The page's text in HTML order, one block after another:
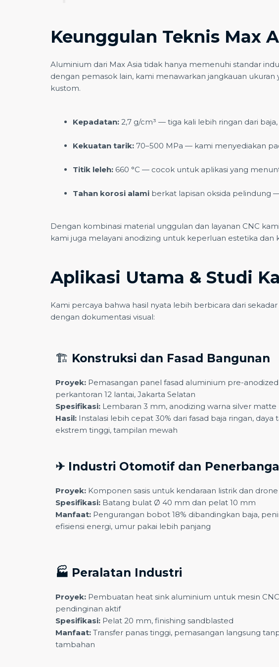
Keunggulan Teknis Max
Aluminium dari Max Asia tidak hanya memenuhi standar
dengan pemasok lain, kami menawarkan jangkauan
kustom.
Kepadatan: 2,7 g/cm³ — tiga kali lebih ringan dari
Kekuatan tarik: 70–500 MPa — kami menyediakan
Titik leleh: 660 °C — cocok untuk aplikasi yang
Tahan korosi alami berkat lapisan oksida pelindung
Dengan kombinasi material unggulan dan layanan CNC
kami juga melayani anodizing untuk keperluan estetika dan
Aplikasi Utama & Studi
Kami percaya bahwa hasil nyata lebih berbicara dari
dengan dokumentasi visual:
🏗 Konstruksi dan Fasad Bangunan
Proyek: Pemasangan panel fasad aluminium pre-
perkantoran 12 lantai, Jakarta Selatan
Spesifikasi: Lembaran 3 mm, anodizing warna silver matte
Hasil: Instalasi lebih cepat 30% dari fasad baja ringan, daya
ekstrem tinggi, tampilan mewah
✈ Industri Otomotif dan
Proyek: Komponen sasis untuk kendaraan listrik dan drone
Spesifikasi: Batang bulat Ø 40 mm dan pelat 10 mm
Manfaat: Pengurangan bobot 18% dibandingkan baja,
efisiensi energi, umur pakai lebih panjang
🏭 Peralatan Industri
Proyek: Pembuatan heat sink aluminium untuk mesin
pendinginan aktif
Spesifikasi: Pelat 20 mm, finishing sandblasted
Manfaat: Transfer panas tinggi, pemasangan langsung
tambahan